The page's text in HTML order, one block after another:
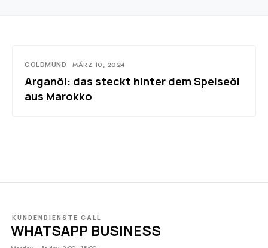
GOLDMUND MÄRZ 10, 2024
Arganöl: das steckt hinter dem Speiseöl
aus Marokko
KUNDENDIENSTE CALL
WHATSAPP BUSINESS